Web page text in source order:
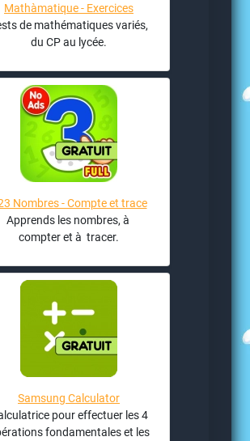
Mathàmatique - Exercices
de mathématiques variés,
du CP au lycée.
Nombres - Compte et trace
Apprends les nombres, à
compter et à tracer.
Samsung Calculator
pour effectuer les 4
fondamentales et les